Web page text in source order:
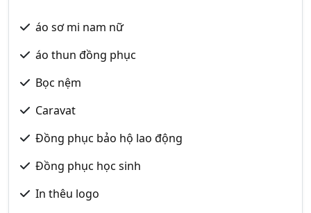
áo sơ mi nam nữ
áo thun đồng phục
Bọc nệm
Caravat
Đồng phục bảo hộ lao động
Đồng phục học sinh
In thêu logo